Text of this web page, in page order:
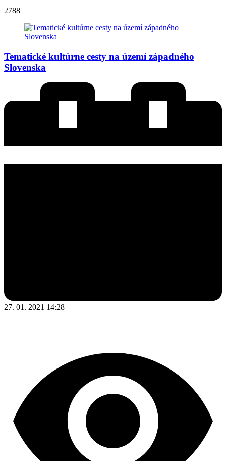
2788
Tematické kultúrne cesty na území západného
Slovenska
27. 01. 2021 14:28